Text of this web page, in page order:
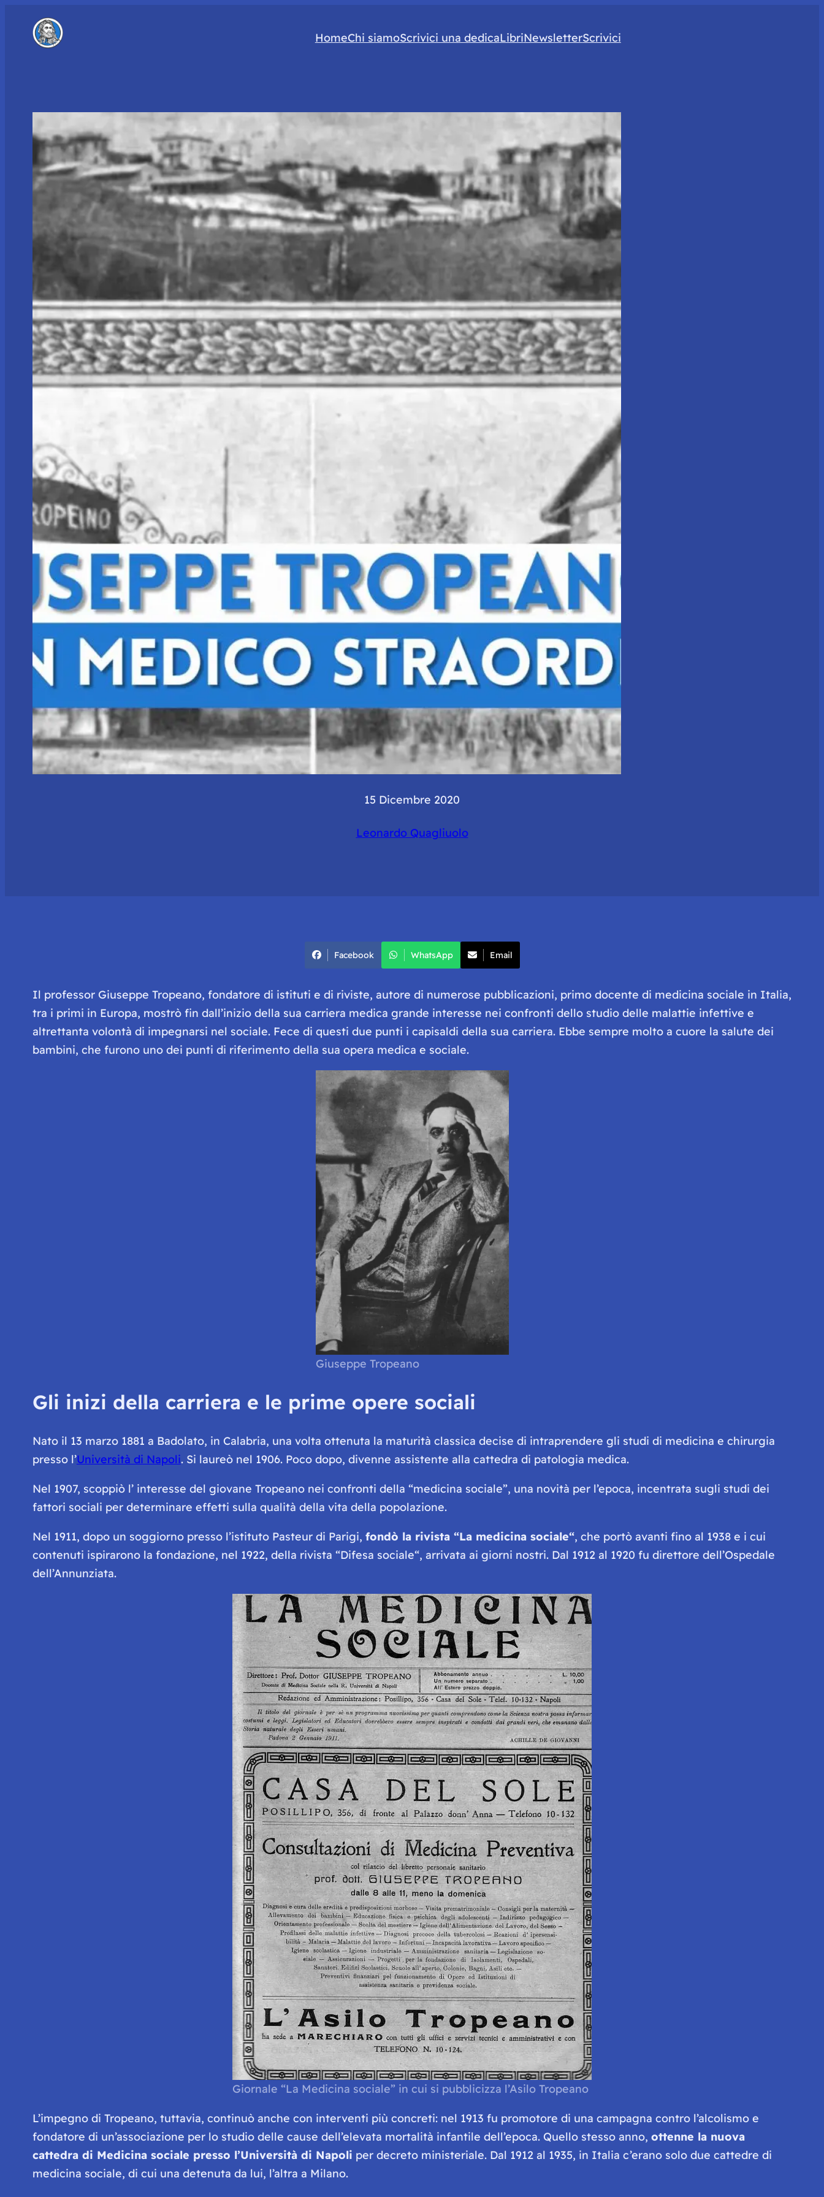
HomeChi siamoScrivici una dedicaLibriNewsletterScrivici
15 Dicembre 2020
Leonardo Quagliuolo
Facebook WhatsApp Email
Il professor Giuseppe Tropeano, fondatore di istituti e di riviste, autore di numerose pubblicazioni, primo docente di medicina sociale in Italia,
tra i primi in Europa, mostrò fin dall’inizio della sua carriera medica grande interesse nei confronti dello studio delle malattie infettive e
altrettanta volontà di impegnarsi nel sociale. Fece di questi due punti i capisaldi della sua carriera. Ebbe sempre molto a cuore la salute dei
bambini, che furono uno dei punti di riferimento della sua opera medica e sociale.
Giuseppe Tropeano
Gli inizi della carriera e le prime opere sociali
Nato il 13 marzo 1881 a Badolato, in Calabria, una volta ottenuta la maturità classica decise di intraprendere gli studi di medicina e chirurgia
presso l’Università di Napoli. Si laureò nel 1906. Poco dopo, divenne assistente alla cattedra di patologia medica.
Nel 1907, scoppiò l’ interesse del giovane Tropeano nei confronti della “medicina sociale”, una novità per l’epoca, incentrata sugli studi dei
fattori sociali per determinare effetti sulla qualità della vita della popolazione.
Nel 1911, dopo un soggiorno presso l’istituto Pasteur di Parigi, fondò la rivista “La medicina sociale“, che portò avanti fino al 1938 e i cui
contenuti ispirarono la fondazione, nel 1922, della rivista “Difesa sociale“, arrivata ai giorni nostri. Dal 1912 al 1920 fu direttore dell’Ospedale
dell’Annunziata.
Giornale “La Medicina sociale” in cui si pubblicizza l’Asilo Tropeano
L’impegno di Tropeano, tuttavia, continuò anche con interventi più concreti: nel 1913 fu promotore di una campagna contro l’alcolismo e
fondatore di un’associazione per lo studio delle cause dell’elevata mortalità infantile dell’epoca. Quello stesso anno, ottenne la nuova
cattedra di Medicina sociale presso l’Università di Napoli per decreto ministeriale. Dal 1912 al 1935, in Italia c’erano solo due cattedre di
medicina sociale, di cui una detenuta da lui, l’altra a Milano.